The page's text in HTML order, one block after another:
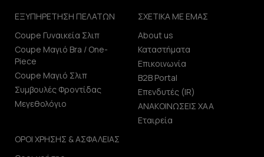
ΕΞΥΠΗΡΕΤΗΣΗ ΠΕΛΑΤΩΝ
Coupe Γυναικεία Σλιπ
Coupe Μαγιό Bra / One-
Piece
Coupe Μαγιό Σλιπ
Συμβουλές Φροντίδας
Μεγεθολόγιο
ΣΧΕΤΙΚΑ ΜΕ ΕΜΑΣ
About us
Καταστήματα
Επικοινωνία
B2B Portal
Επενδυτές (IR)
ΑΝΑΚΟΙΝΩΣΕΙΣ ΧΑΑ
Εταιρεία
ΟΡΟΙ ΧΡΗΣΗΣ & ΑΣΦΑΛΕΙΑΣ